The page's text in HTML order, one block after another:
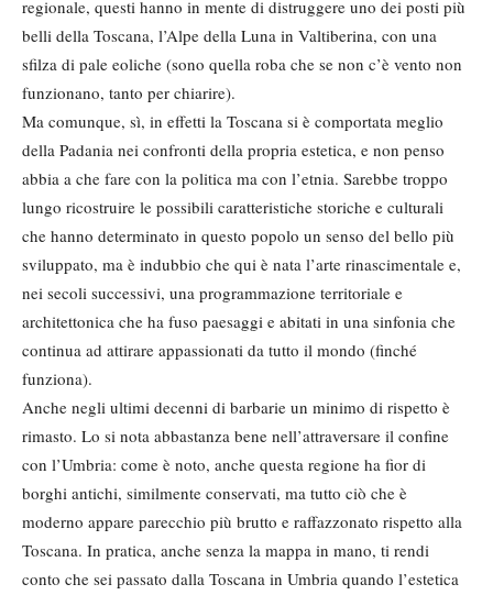
regionale, questi hanno in mente di distruggere uno dei posti più
belli della Toscana, l’Alpe della Luna in Valtiberina, con una
sfilza di pale eoliche (sono quella roba che se non c’è vento non
funzionano, tanto per chiarire).
Ma comunque, sì, in effetti la Toscana si è comportata meglio
della Padania nei confronti della propria estetica, e non penso
abbia a che fare con la politica ma con l’etnia. Sarebbe troppo
lungo ricostruire le possibili caratteristiche storiche e culturali
che hanno determinato in questo popolo un senso del bello più
sviluppato, ma è indubbio che qui è nata l’arte rinascimentale e,
nei secoli successivi, una programmazione territoriale e
architettonica che ha fuso paesaggi e abitati in una sinfonia che
continua ad attirare appassionati da tutto il mondo (finché
funziona).
Anche negli ultimi decenni di barbarie un minimo di rispetto è
rimasto. Lo si nota abbastanza bene nell’attraversare il confine
con l’Umbria: come è noto, anche questa regione ha fior di
borghi antichi, similmente conservati, ma tutto ciò che è
moderno appare parecchio più brutto e raffazzonato rispetto alla
Toscana. In pratica, anche senza la mappa in mano, ti rendi
conto che sei passato dalla Toscana in Umbria quando l’estetica